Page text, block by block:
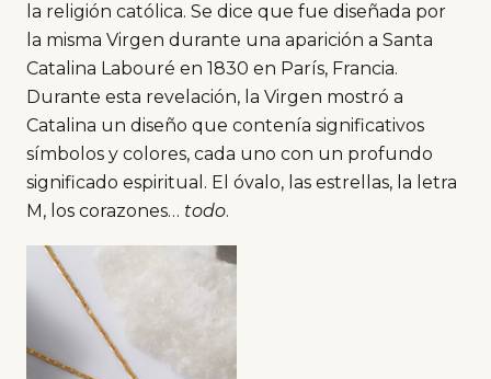
la religión católica. Se dice que fue diseñada por
la misma Virgen durante una aparición a Santa
Catalina Labouré en 1830 en París, Francia.
Durante esta revelación, la Virgen mostró a
Catalina un diseño que contenía significativos
símbolos y colores, cada uno con un profundo
significado espiritual. El óvalo, las estrellas, la letra
M, los corazones… todo.